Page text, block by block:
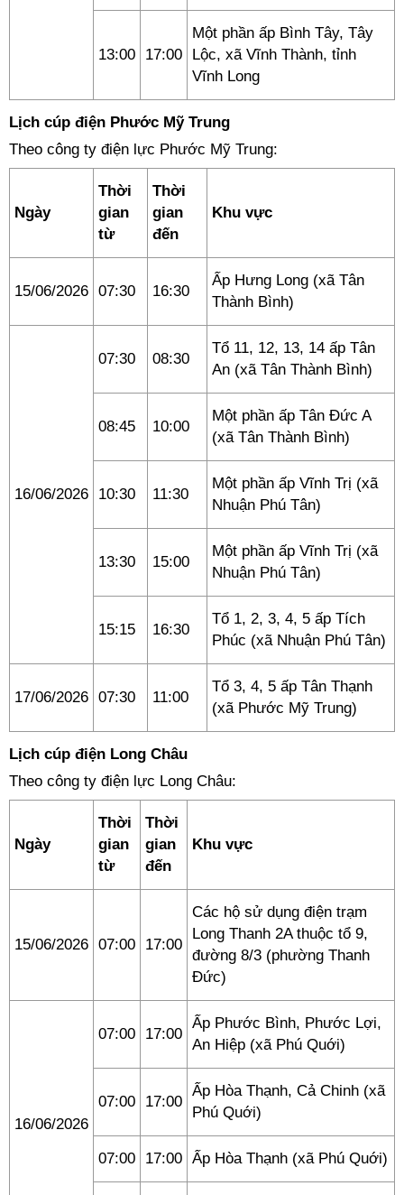
13:00 17:00
Một phần ấp Bình Tây, Tây
Lộc, xã Vĩnh Thành, tỉnh
Vĩnh Long
Lịch cúp điện Phước Mỹ Trung
Theo công ty điện lực Phước Mỹ Trung:
Ngày
Thời
gian
từ
Thời
gian
đến
Khu vực
15/06/2026 07:30 16:30
Ấp Hưng Long (xã Tân
Thành Bình)
16/06/2026
07:30 08:30
Tổ 11, 12, 13, 14 ấp Tân
An (xã Tân Thành Bình)
08:45 10:00
Một phần ấp Tân Đức A
(xã Tân Thành Bình)
10:30 11:30
Một phần ấp Vĩnh Trị (xã
Nhuận Phú Tân)
13:30 15:00
Một phần ấp Vĩnh Trị (xã
Nhuận Phú Tân)
15:15 16:30
Tổ 1, 2, 3, 4, 5 ấp Tích
Phúc (xã Nhuận Phú Tân)
17/06/2026 07:30 11:00
Tổ 3, 4, 5 ấp Tân Thạnh
(xã Phước Mỹ Trung)
Lịch cúp điện Long Châu
Theo công ty điện lực Long Châu:
Ngày
Thời
gian
từ
Thời
gian
đến
Khu vực
15/06/2026 07:00 17:00
Các hộ sử dụng điện trạm
Long Thanh 2A thuộc tổ 9,
đường 8/3 (phường Thanh
Đức)
16/06/2026
07:00 17:00
Ấp Phước Bình, Phước Lợi,
An Hiệp (xã Phú Quới)
07:00 17:00
Ấp Hòa Thạnh, Cả Chinh (xã
Phú Quới)
07:00 17:00 Ấp Hòa Thạnh (xã Phú Quới)